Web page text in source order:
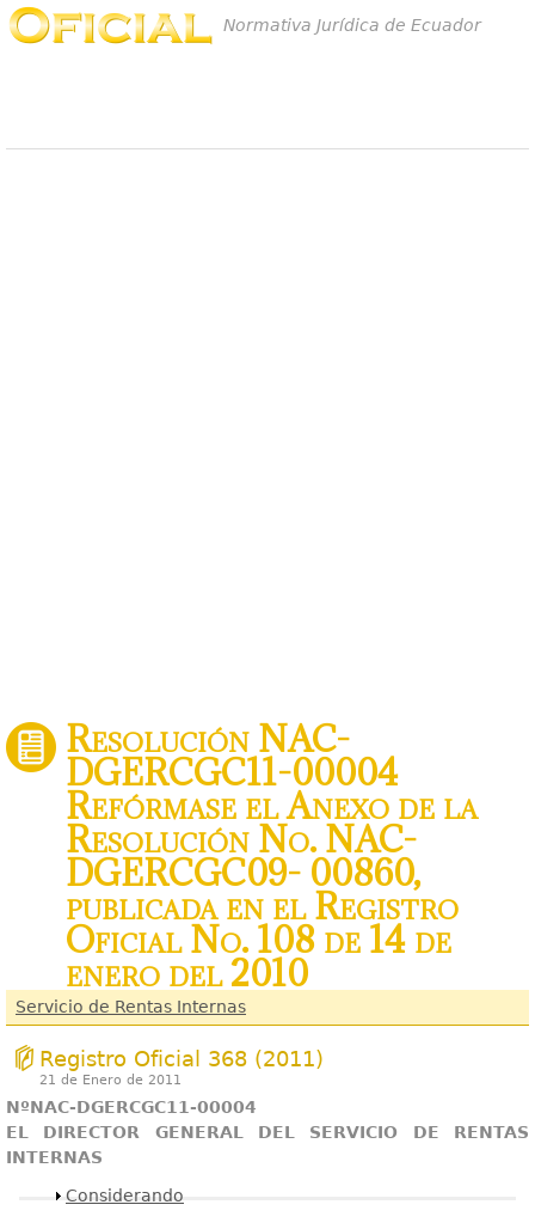
Normativa Jurídica de Ecuador
Resolución NAC-
DGERCGC11-00004
Refórmase el Anexo de la
Resolución No. NAC-
DGERCGC09- 00860,
publicada en el Registro
Oficial No. 108 de 14 de
enero del 2010
Servicio de Rentas Internas
Registro Oficial 368 (2011)
21 de Enero de 2011
NºNAC-DGERCGC11-00004
EL DIRECTOR GENERAL DEL SERVICIO DE RENTAS
INTERNAS
Mostrar
Considerando